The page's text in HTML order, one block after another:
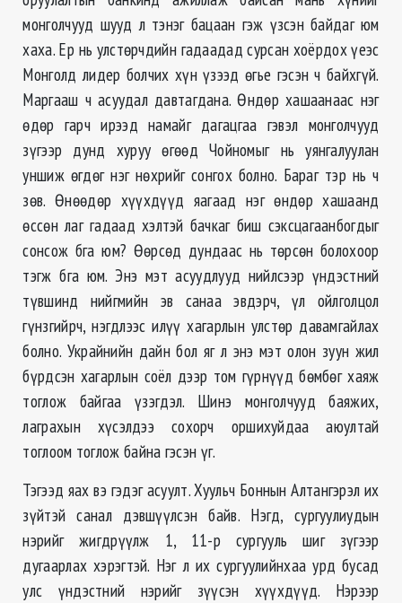
монголчууд шууд л тэнэг бацаан гэж үзсэн байдаг юм
хаха. Ер нь улстөрчдийн гадаадад сурсан хоёрдох үеэс
Монголд лидер болчих хүн үзээд өгье гэсэн ч байхгүй.
Маргааш ч асуудал давтагдана. Өндөр хашаанаас нэг
өдөр гарч ирээд намайг дагацгаа гэвэл монголчууд
зүгээр дунд хуруу өгөөд Чойномыг нь уянгалуулан
уншиж өгдөг нэг нөхрийг сонгох болно. Бараг тэр нь ч
зөв. Өнөөдөр хүүхдүүд яагаад нэг өндөр хашаанд
өссөн лаг гадаад хэлтэй бачкаг биш сэксцагаанбогдыг
сонсож бга юм? Өөрсөд дундаас нь төрсөн болохоор
тэгж бга юм. Энэ мэт асуудлууд нийлсээр үндэстний
түвшинд нийгмийн эв санаа эвдэрч, үл ойлголцол
гүнзгийрч, нэгдлээс илүү хагарлын улстөр давамгайлах
болно. Украйнийн дайн бол яг л энэ мэт олон зуун жил
бүрдсэн хагарлын соёл дээр том гүрнүүд бөмбөг хаяж
тоглож байгаа үзэгдэл. Шинэ монголчууд баяжих,
лаграхын хүсэлдээ сохорч оршихуйдаа аюултай
тоглоом тоглож байна гэсэн үг.
Тэгээд яах вэ гэдэг асуулт. Хуульч Боннын Алтангэрэл их
зүйтэй санал дэвшүүлсэн байв. Нэгд, сургуулиудын
нэрийг жигдрүүлж 1, 11-р сургууль шиг зүгээр
дугаарлах хэрэгтэй. Нэг л их сургуулийнхаа урд бусад
улс үндэстний нэрийг зүүсэн хүүхдүүд. Нэрээр